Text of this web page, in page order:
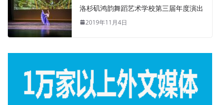
洛杉矶鸿韵舞蹈艺术学校第三届年度演出
2019年11月4日